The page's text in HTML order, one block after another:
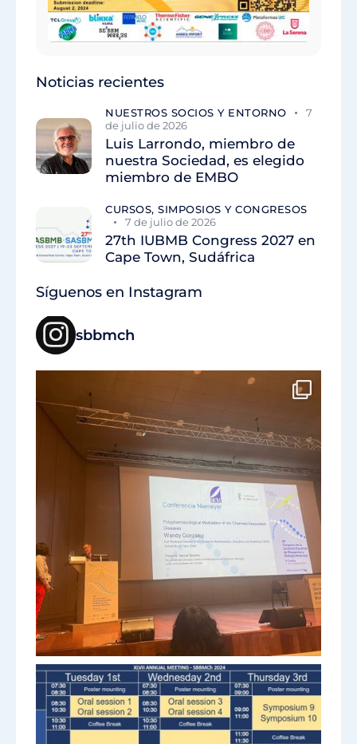
Noticias recientes
NUESTROS SOCIOS Y ENTORNO
7
de julio de 2026
Luis Larrondo, miembro de
nuestra Sociedad, es elegido
miembro de EMBO
CURSOS, SIMPOSIOS Y CONGRESOS
7 de julio de 2026
27th IUBMB Congress 2027 en
Cape Town, Sudáfrica
Síguenos en Instagram
sbbmch